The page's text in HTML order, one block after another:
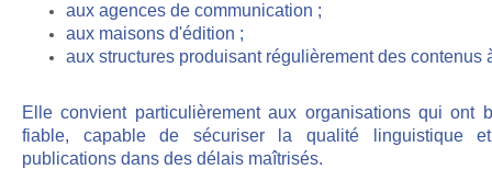
aux agences de communication ;
aux maisons d'édition ;
aux structures produisant régulièrement des contenus
Elle convient particulièrement aux organisations qui ont
fiable, capable de sécuriser la qualité linguistique
publications dans des délais maîtrisés.